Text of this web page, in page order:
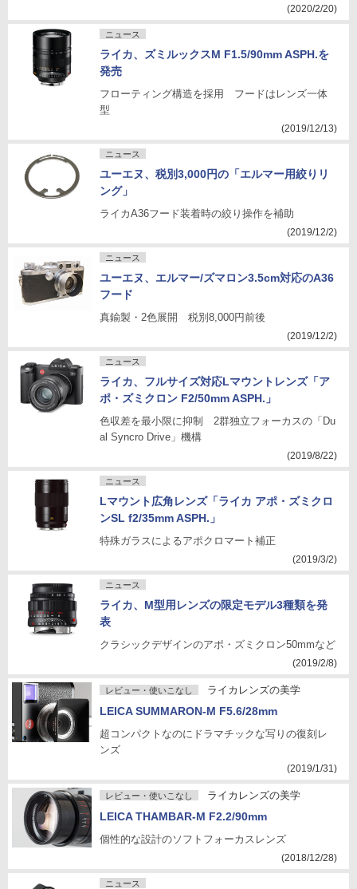
(2020/2/20)
ニュース
ライカ、ズミルックスM F1.5/90mm ASPH.を
発売
フローティング構造を採用 フードはレンズ一体
型
(2019/12/13)
ニュース
ユーエヌ、税別3,000円の「エルマー用絞りリ
ング」
ライカA36フード装着時の絞り操作を補助
(2019/12/2)
ニュース
ユーエヌ、エルマー/ズマロン3.5cm対応のA36
フード
真鍮製・2色展開 税別8,000円前後
(2019/12/2)
ニュース
ライカ、フルサイズ対応Lマウントレンズ「ア
ポ・ズミクロン F2/50mm ASPH.」
色収差を最小限に抑制 2群独立フォーカスの「Du
al Syncro Drive」機構
(2019/8/22)
ニュース
Lマウント広角レンズ「ライカ アポ・ズミクロ
ンSL f2/35mm ASPH.」
特殊ガラスによるアポクロマート補正
(2019/3/2)
ニュース
ライカ、M型用レンズの限定モデル3種類を発
表
クラシックデザインのアポ・ズミクロン50mmなど
(2019/2/8)
レビュー・使いこなし ライカレンズの美学
LEICA SUMMARON-M F5.6/28mm
超コンパクトなのにドラマチックな写りの復刻レ
ンズ
(2019/1/31)
レビュー・使いこなし ライカレンズの美学
LEICA THAMBAR-M F2.2/90mm
個性的な設計のソフトフォーカスレンズ
(2018/12/28)
ニュース